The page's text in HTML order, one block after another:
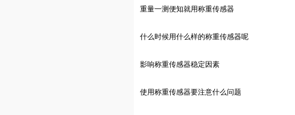
重量一测便知就用称重传感器
什么时候用什么样的称重传感器呢
影响称重传感器稳定因素
使用称重传感器要注意什么问题